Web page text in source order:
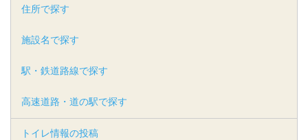
住所で探す
施設名で探す
駅・鉄道路線で探す
高速道路・道の駅で探す
トイレ情報の投稿